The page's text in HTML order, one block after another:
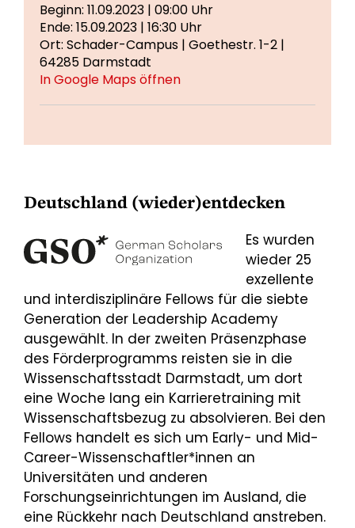
Beginn: 11.09.2023 | 09:00 Uhr
Ende: 15.09.2023 | 16:30 Uhr
Ort: Schader-Campus | Goethestr. 1-2 |
64285 Darmstadt
In Google Maps öffnen
Deutschland (wieder)entdecken
Es wurden
wieder 25
exzellente
und interdisziplinäre Fellows für die siebte
Generation der Leadership Academy
ausgewählt. In der zweiten Präsenzphase
des Förderprogramms reisten sie in die
Wissenschaftsstadt Darmstadt, um dort
eine Woche lang ein Karrieretraining mit
Wissenschaftsbezug zu absolvieren. Bei den
Fellows handelt es sich um Early- und Mid-
Career-Wissenschaftler*innen an
Universitäten und anderen
Forschungseinrichtungen im Ausland, die
eine Rückkehr nach Deutschland anstreben.